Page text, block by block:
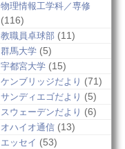
物理情報工学科／専修
(116)
教職員卓球部 (11)
群馬大学 (5)
宇都宮大学 (15)
ケンブリッジだより (71)
サンディエゴだより (5)
スウェーデンだより (6)
オハイオ通信 (13)
エッセイ (53)